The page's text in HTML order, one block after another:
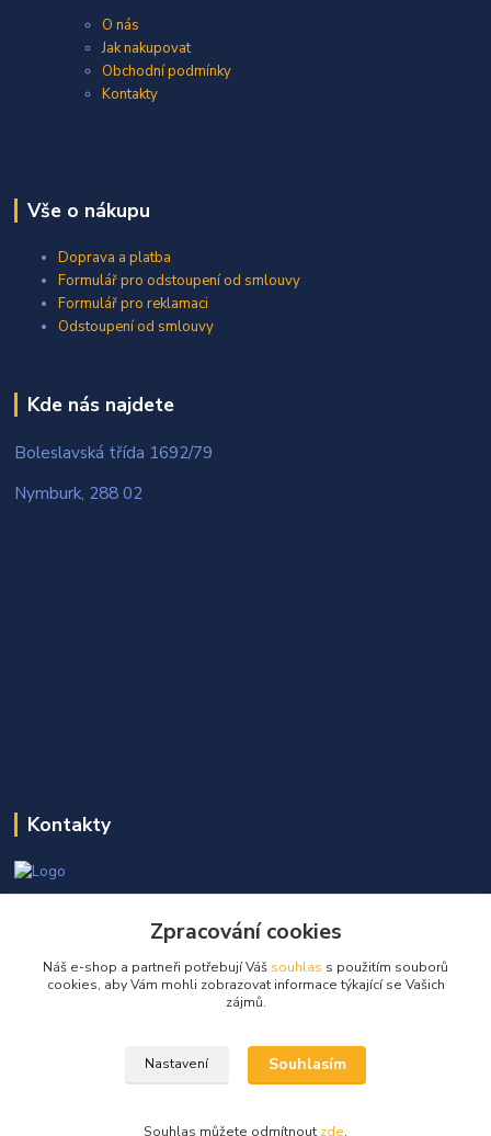
O nás
Jak nakupovat
Obchodní podmínky
Kontakty
Vše o nákupu
Doprava a platba
Formulář pro odstoupení od smlouvy
Formulář pro reklamaci
Odstoupení od smlouvy
Kde nás najdete
Boleslavská třída 1692/79
Nymburk, 288 02
Kontakty
+420 605 298 968
info@globalelektro.cz
Zpracování cookies
Náš e-shop a partneři potřebují Váš souhlas s použitím souborů
cookies, aby Vám mohli zobrazovat informace týkající se Vašich
zájmů.
Nastavení Souhlasím
Souhlas můžete odmítnout zde.